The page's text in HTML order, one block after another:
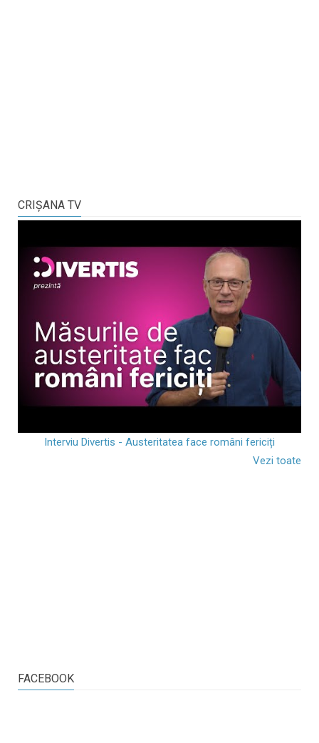
CRIŞANA TV
Interviu Divertis - Austeritatea face români fericiți
Vezi toate
FACEBOOK